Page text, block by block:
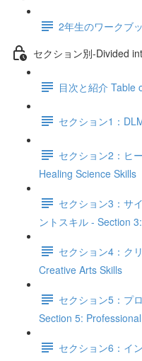
2年生のワークブ
セクション別‐Divided
目次と紹介 Table
セクション1：
セクション2：ヒ
Healing Science Skills
セクション3：サ
ントスキル - Section
セクション4：ク
Creative Arts Skills
セクション5：プ
Section 5:
セクション6：イ